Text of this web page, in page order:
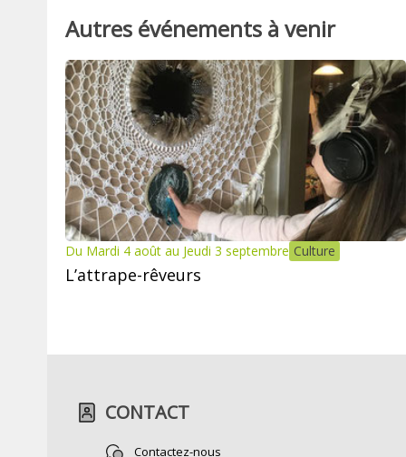
Autres événements à venir
Du Mardi 4 août au Jeudi 3 septembre Culture
L’attrape-rêveurs
CONTACT
Contactez-nous